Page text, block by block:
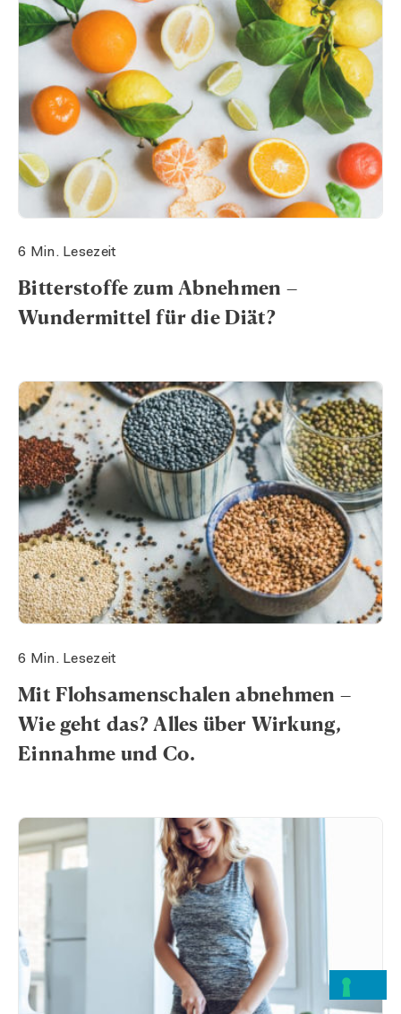
Bitterstoffe zum Abnehmen –
Wundermittel für die Diät?
6 Min. Lesezeit
Mit Flohsamenschalen abnehmen –
Wie geht das? Alles über Wirkung,
Einnahme und Co.
6 Min. Lesezeit